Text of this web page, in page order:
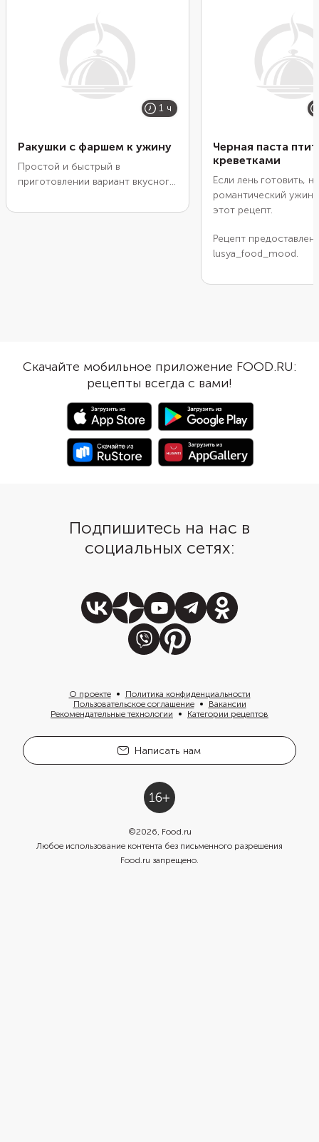
1 ч
Ракушки с фаршем к ужину
Простой и быстрый в
приготовлении вариант вкусного
предоставлен блогером lidaieda.
Черная паста
креветками
Если лень готовить,
романтический ужин,
этот рецепт.
Рецепт
lusya_food_mood.
Скачайте мобильное приложение FOOD.RU:
рецепты всегда с вами!
Подпишитесь на нас в
социальных сетях:
О проекте
Политика конфиденциальности
Пользовательское соглашение
Вакансии
Рекомендательные технологии
Категории рецептов
Написать нам
©2026, Food.ru
Любое использование контента без письменного разрешения
Food.ru запрещено.